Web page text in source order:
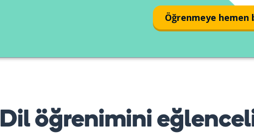
Öğrenmeye hemen
Dil öğrenimini